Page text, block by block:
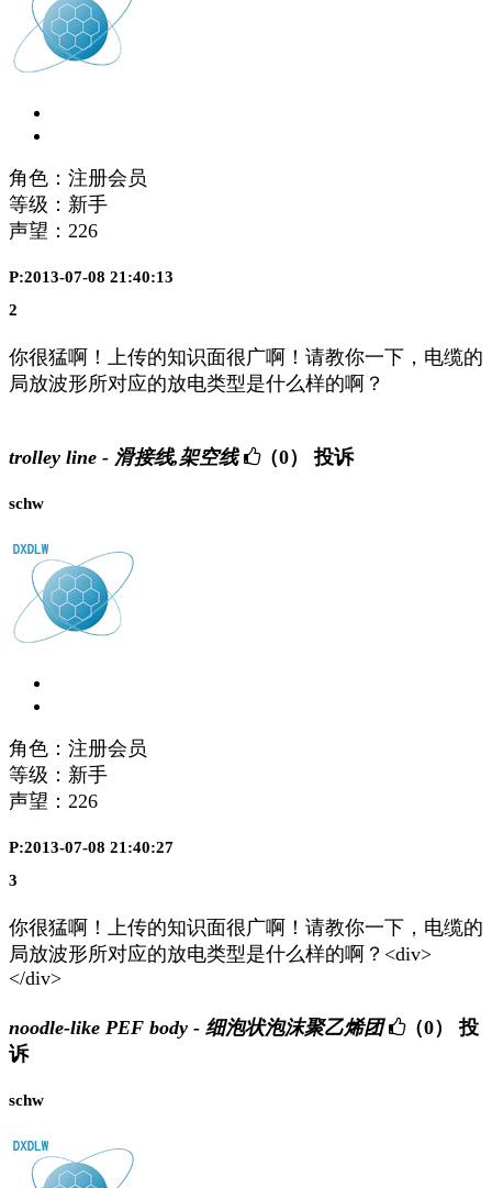
角色：注册会员
等级：新手
声望： 226
P:2013-07-08 21:40:13
2
你很猛啊！上传的知识面很广啊！请教你一下，电缆的
局放波形所对应的放电类型是什么样的啊？
trolley line - 滑接线,架空线 （0） 投诉
schw
角色：注册会员
等级：新手
声望： 226
P:2013-07-08 21:40:27
3
你很猛啊！上传的知识面很广啊！请教你一下，电缆的
局放波形所对应的放电类型是什么样的啊？<div>
</div>
noodle-like PEF body - 细泡状泡沫聚乙烯团 （0）
投
诉
schw